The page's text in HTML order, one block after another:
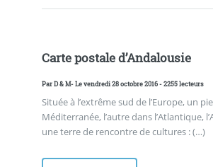
Carte postale d’Andalousie
ParD & M- Le vendredi 28 octobre 2016 - 2255 lecteurs
Située à l’extrême sud de l’Europe, un
Méditerranée, l’autre dans l’Atlantique,
une terre de rencontre de cultures : (…)